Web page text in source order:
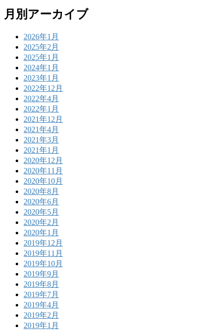
月別アーカイブ
2026年1月
2025年2月
2025年1月
2024年1月
2023年1月
2022年12月
2022年4月
2022年1月
2021年12月
2021年4月
2021年3月
2021年1月
2020年12月
2020年11月
2020年10月
2020年8月
2020年6月
2020年5月
2020年2月
2020年1月
2019年12月
2019年11月
2019年10月
2019年9月
2019年8月
2019年7月
2019年4月
2019年2月
2019年1月